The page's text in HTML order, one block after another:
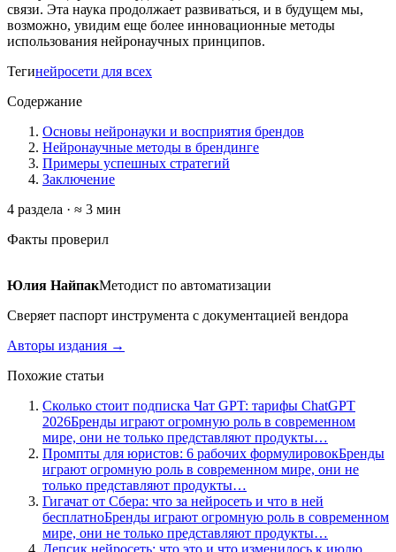
связи. Эта наука продолжает развиваться, и в будущем мы,
возможно, увидим еще более инновационные методы
использования нейронаучных принципов.
Тегинейросети для всех
Содержание
Основы нейронауки и восприятия брендов
Нейронаучные методы в брендинге
Примеры успешных стратегий
Заключение
4 раздела · ≈ 3 мин
Факты проверил
Юлия НайпакМетодист по автоматизации
Сверяет паспорт инструмента с документацией вендора
Авторы издания →
Похожие статьи
Сколько стоит подписка Чат GPT: тарифы ChatGPT
2026Бренды играют огромную роль в современном
мире, они не только представляют продукты…
Промпты для юристов: 6 рабочих формулировокБренды
играют огромную роль в современном мире, они не
только представляют продукты…
Гигачат от Сбера: что за нейросеть и что в ней
бесплатноБренды играют огромную роль в современном
мире, они не только представляют продукты…
Депсик нейросеть: что это и что изменилось к июлю